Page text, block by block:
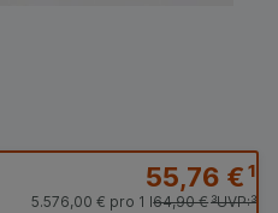
55,76 €¹
UVP:³
64,90 €³
5.576,00 € pro 1 l